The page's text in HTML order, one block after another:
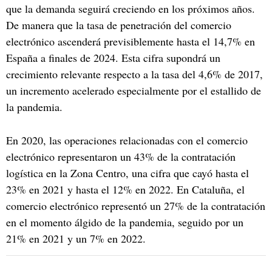
que la demanda seguirá creciendo en los próximos años.
De manera que la tasa de penetración del comercio
electrónico ascenderá previsiblemente hasta el 14,7% en
España a finales de 2024. Esta cifra supondrá un
crecimiento relevante respecto a la tasa del 4,6% de 2017,
un incremento acelerado especialmente por el estallido de
la pandemia.
En 2020, las operaciones relacionadas con el comercio
electrónico representaron un 43% de la contratación
logística en la Zona Centro, una cifra que cayó hasta el
23% en 2021 y hasta el 12% en 2022. En Cataluña, el
comercio electrónico representó un 27% de la contratación
en el momento álgido de la pandemia, seguido por un
21% en 2021 y un 7% en 2022.